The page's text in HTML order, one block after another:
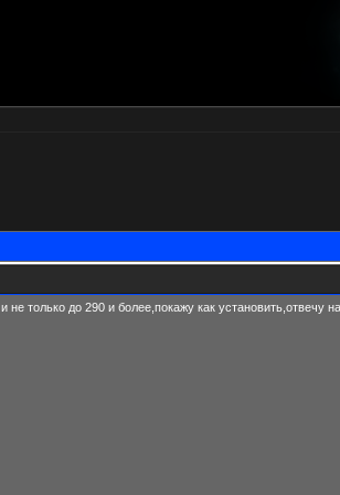
только до 290 и более,покажу как установить,отвечу